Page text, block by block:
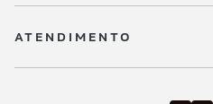
Política de Privacidade
Regulamentos
ATENDIMENTO